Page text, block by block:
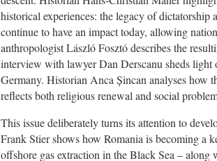
historical experiences: the legacy of dictatorship
continue to have an impact today, allowing
anthropologist László Fosztó describes the
interview with lawyer Dan Derscanu sheds
Germany. Historian Anca Șincan analyses how
reflects both religious renewal and social
This issue deliberately turns its attention to
Frank Stier shows how Romania is becoming a
offshore gas extraction in the Black Sea –